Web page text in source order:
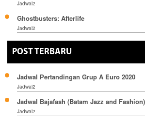
Jadwal2
Ghostbusters: Afterlife
Jadwal2
POST TERBARU
Jadwal Pertandingan Grup A Euro 2020
Jadwal2
Jadwal Bajafash (Batam Jazz and
Jadwal2